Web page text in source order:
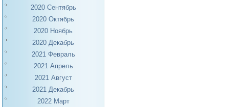
2020 Сентябрь
2020 Октябрь
2020 Ноябрь
2020 Декабрь
2021 Февраль
2021 Апрель
2021 Август
2021 Декабрь
2022 Март